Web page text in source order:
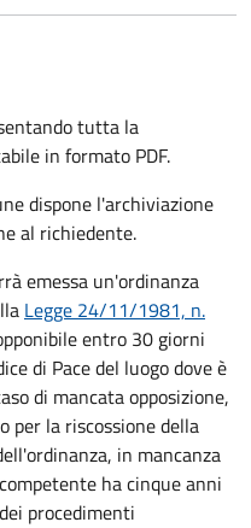
tutta la
in formato PDF.
dispone l'archiviazione
al richiedente.
emessa un'ordinanza
Legge 24/11/1981, n.
entro 30 giorni
di Pace del luogo dove è
di mancata opposizione,
per la riscossione della
in mancanza
ha cinque anni
procedimenti